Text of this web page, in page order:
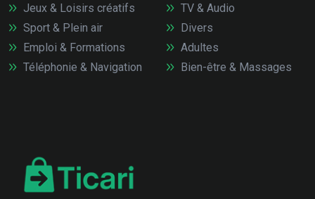
Jeux & Loisirs créatifs
Sport & Plein air
Emploi & Formations
Téléphonie & Navigation
TV & Audio
Divers
Adultes
Bien-être & Massages